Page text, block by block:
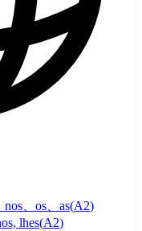
、os、as(A2)
lhes(A2)